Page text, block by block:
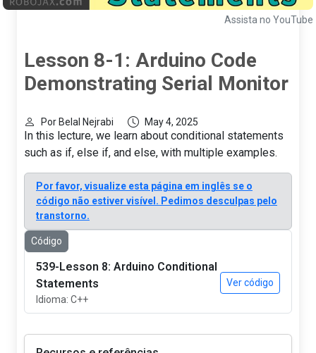
Assista no YouTube
Lesson 8-1: Arduino Code
Demonstrating Serial Monitor
Por Belal Nejrabi May 4, 2025
In this lecture, we learn about conditional statements
such as if, else if, and else, with multiple examples.
Por favor, visualize esta página em inglês se o
código não estiver visível. Pedimos desculpas pelo
transtorno.
Código
539-Lesson 8: Arduino Conditional
Statements
Idioma: C++
Ver código